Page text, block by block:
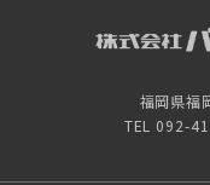
福岡県福
TEL 092-